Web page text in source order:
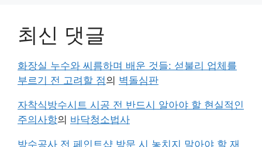
최신 댓글
화장실 누수와 씨름하며 배운 것들: 섣불리 업체를
부르기 전 고려할 점의 벽돌심판
자착식방수시트 시공 전 반드시 알아야 할 현실적인
주의사항의 바닥청소법사
방수공사 전 페인트샵 방문 시 놓치지 말아야 할 재